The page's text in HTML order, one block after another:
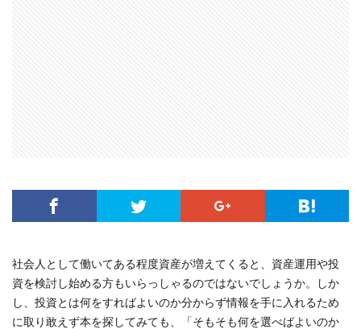
社会人として働いてある程度資産が増えてくると、資産運用や投
資を検討し始める方もいらっしゃるのではないでしょうか。しか
し、投資とは何をすればよいのか分からず情報を手に入れるため
に取り敢えず本を探してみても、「そもそも何を選べばよいのか